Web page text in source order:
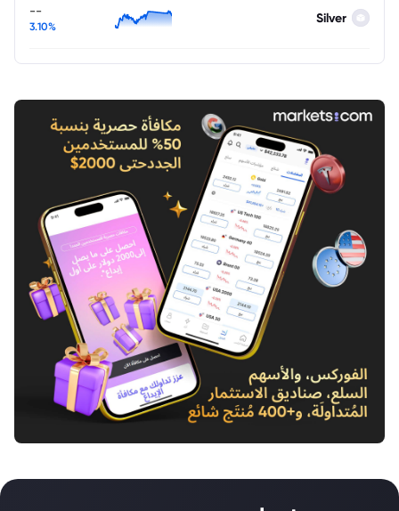
Silver
--
3.10%